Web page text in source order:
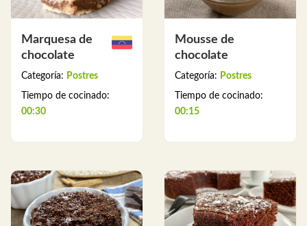
Marquesa de
chocolate
Categoría: Postres
Tiempo de cocinado:
00:30
Mousse de
chocolate
Categoría: Postres
Tiempo de cocinado:
00:15